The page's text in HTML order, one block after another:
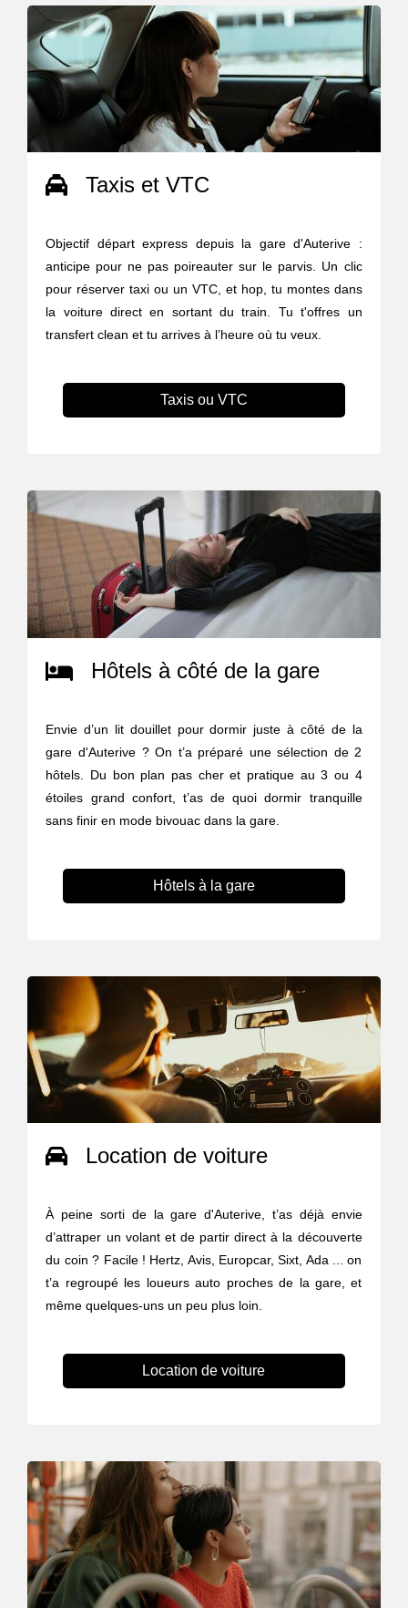
Taxis et VTC
Objectif départ express depuis la gare d'Auterive :
anticipe pour ne pas poireauter sur le parvis. Un clic
pour réserver taxi ou un VTC, et hop, tu montes dans
la voiture direct en sortant du train. Tu t'offres un
transfert clean et tu arrives à l’heure où tu veux.
Taxis ou VTC
Hôtels à côté de la gare
Envie d’un lit douillet pour dormir juste à côté de la
gare d'Auterive ? On t’a préparé une sélection de 2
hôtels. Du bon plan pas cher et pratique au 3 ou 4
étoiles grand confort, t’as de quoi dormir tranquille
sans finir en mode bivouac dans la gare.
Hôtels à la gare
Location de voiture
À peine sorti de la gare d'Auterive, t’as déjà envie
d’attraper un volant et de partir direct à la découverte
du coin ? Facile ! Hertz, Avis, Europcar, Sixt, Ada ... on
t’a regroupé les loueurs auto proches de la gare, et
même quelques-uns un peu plus loin.
Location de voiture